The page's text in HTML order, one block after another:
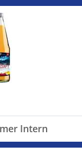
Intern